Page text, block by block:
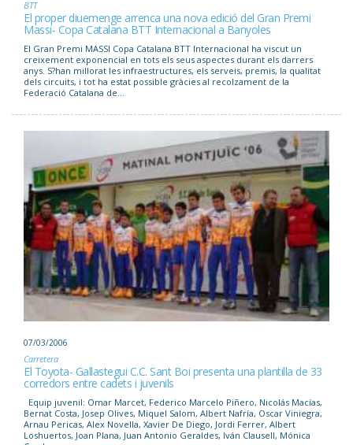
BTT
El proper diuemenge arrenca una nova edició del Gran Premi
Massi- Copa Catalana BTT Internacional a Banyoles
El Gran Premi MASSI Copa Catalana BTT Internacional ha viscut un
creixement exponencial en tots els seus aspectes durant els darrers
anys. S?han millorat les infraestructures, els serveis, premis, la qualitat
dels circuits, i tot ha estat possible gràcies al recolzament de la
Federació Catalana de...
07/03/2006
Carretera
El Toyota- Gallastegui C.C. Sant Boi presenta una plantilla de 33
corredors entre cadets i juvenils
Equip juvenil: Omar Marcet, Federico Marcelo Piñero, Nicolás Macías,
Bernat Costa, Josep Olives, Miquel Salom, Albert Nafría, Oscar Viniegra,
Arnau Pericas, Alex Novella, Xavier De Diego, Jordi Ferrer, Albert
Loshuertos, Joan Plana, Juan Antonio Geraldes, Iván Clausell, Mónica